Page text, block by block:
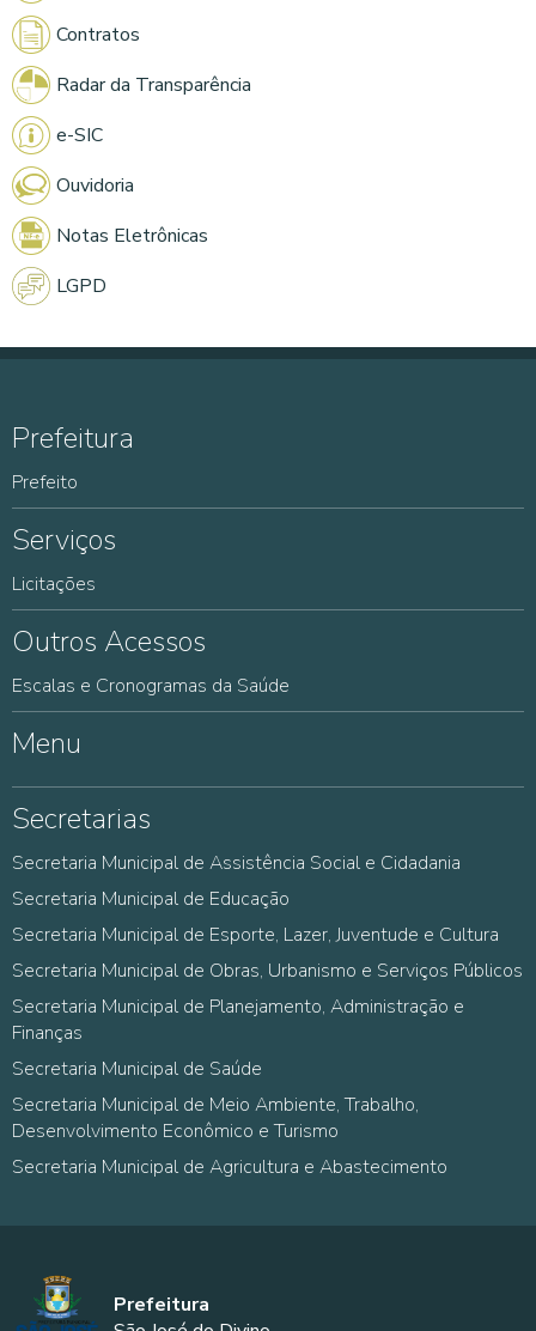
Contratos
Radar da Transparência
e-SIC
Ouvidoria
Notas Eletrônicas
LGPD
Prefeitura
Prefeito
Serviços
Licitações
Outros Acessos
Escalas e Cronogramas da Saúde
Menu
Secretarias
Secretaria Municipal de Assistência Social e Cidadania
Secretaria Municipal de Educação
Secretaria Municipal de Esporte, Lazer, Juventude e Cultura
Secretaria Municipal de Obras, Urbanismo e Serviços Públicos
Secretaria Municipal de Planejamento, Administração e
Finanças
Secretaria Municipal de Saúde
Secretaria Municipal de Meio Ambiente, Trabalho,
Desenvolvimento Econômico e Turismo
Secretaria Municipal de Agricultura e Abastecimento
Prefeitura